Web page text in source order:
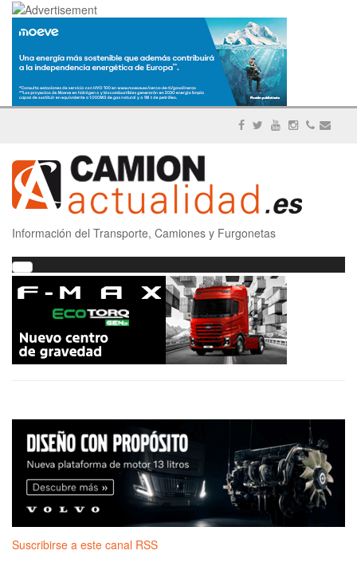
Información del Transporte, Camiones y Furgonetas
Suscribirse a este canal RSS